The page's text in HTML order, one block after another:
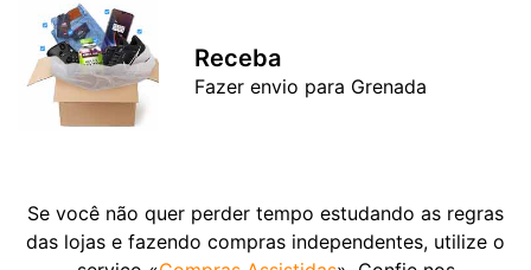
Receba
Fazer envio para Grenada
Se você não quer perder tempo estudando as regras
das lojas e fazendo compras independentes, utilize o